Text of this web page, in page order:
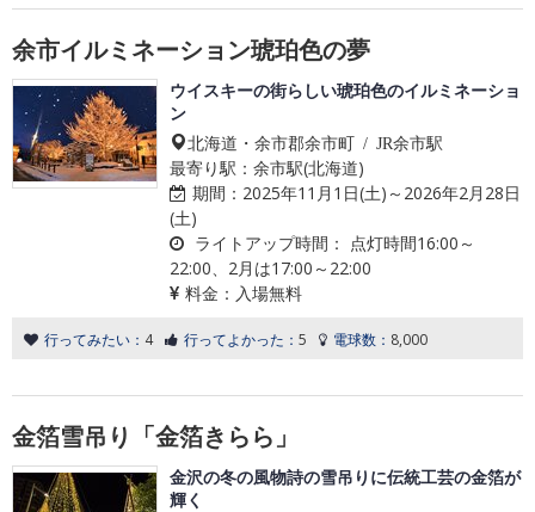
余市イルミネーション琥珀色の夢
ウイスキーの街らしい琥珀色のイルミネーショ
ン
北海道・余市郡余市町 / JR余市駅
最寄り駅：余市駅(北海道)
期間： 2025年11月1日(土)～2026年2月28日
(土)
ライトアップ時間： 点灯時間16:00～
22:00、2月は17:00～22:00
料金： 入場無料
行ってみたい： 4 行ってよかった： 5 電球数： 8,000
金箔雪吊り「金箔きらら」
金沢の冬の風物詩の雪吊りに伝統工芸の金箔が
輝く